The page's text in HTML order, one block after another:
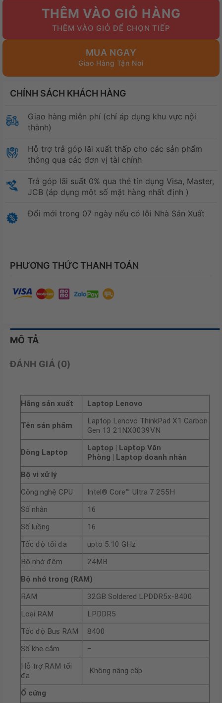
THÊM VÀO GIỎ HÀNG
MUA NGAY
CHÍNH SÁCH KHÁCH HÀNG
Giao hàng miễn phí (chỉ áp dụng khu vực nội
thành)
Hỗ trợ trả góp lãi xuất thấp cho các sản phẩm
thông qua các đơn vị tài chính
Trả góp lãi suất 0% qua thẻ tín dụng Visa, Master,
JCB (áp dụng một số mặt hàng nhất định )
Đổi mới trong 07 ngày nếu có lỗi Nhà Sản Xuất
PHƯƠNG THỨC THANH TOÁN
MÔ TẢ
ĐÁNH GIÁ (0)
Hãng sản xuất Laptop Lenovo
Tên sản phẩm
Laptop Lenovo ThinkPad X1 Carbon
Gen 13 21NX0039VN
Dòng Laptop
Laptop | Laptop Văn
Phòng | Laptop doanh nhân
Bộ vi xử lý
Công nghệ CPU
Intel® Core™ Ultra 7 255H
Số nhân
16
Số luồng
16
Tốc độ tối đa
upto 5.10 GHz
Bộ nhớ đệm
24MB
Bộ nhớ trong (RAM)
RAM
32GB Soldered LPDDR5x-8400
Loại RAM
LPDDR5
Tốc độ Bus RAM
8400
Số khe cắm
–
Hỗ trợ RAM tối
đa
Không nâng cấp
Ổ cứng